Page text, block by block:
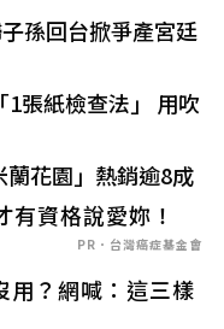
孫回台掀爭產宮廷
張紙檢查法」 用吹
花園」熱銷逾8成
資格說愛妳！
PR．台灣癌症基金會
用？網喊：這三樣